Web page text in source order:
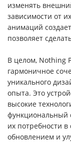
изменять
зависимости от
анимаций
позволяет
В целом, Nothing
гармоничное
уникального
опыта. Это
высокие
функциональный
их потребности
обновлением и